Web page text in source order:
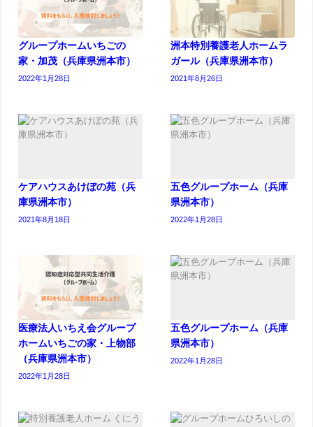
グループホームいちごの
家・加茂（兵庫県洲本市）
2022年1月28日
洲本特別養護老人ホームラ
ガール（兵庫県洲本市）
2021年8月26日
ケアハウスあけぼの苑（兵
庫県洲本市）
2021年8月18日
五色グループホーム（兵庫
県洲本市）
2022年1月28日
医療法人いちえ会グループ
ホームいちごの家・上物部
（兵庫県洲本市）
2022年1月28日
五色グループホーム（兵庫
県洲本市）
2022年1月28日